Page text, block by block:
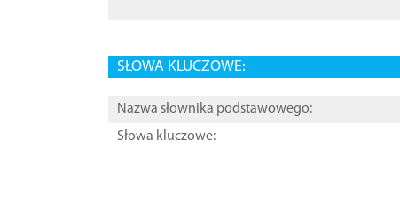
SŁOWA KLUCZOWE:
Nazwa słownika podstawowego:
Słowa kluczowe: